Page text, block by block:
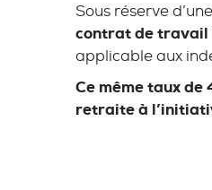
Sous réserve
contrat de travail
applicable aux
Ce même taux de
retraite à